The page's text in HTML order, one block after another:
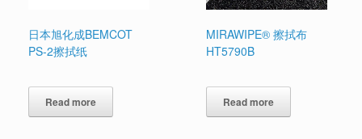
日本旭化成BEMCOT
PS-2擦拭纸
Read more
MIRAWIPE® 擦拭布
HT5790B
Read more